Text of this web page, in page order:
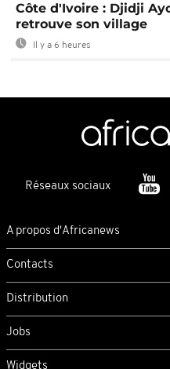
Côte d'Ivoire : Djidji
retrouve son village
Il y a 6 heures
Réseaux sociaux
A propos d'Africanews
Contacts
Distribution
Jobs
Widgets